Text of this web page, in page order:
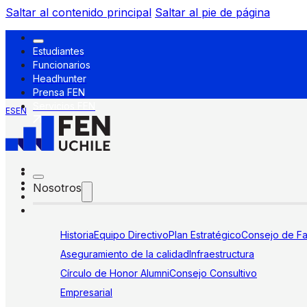
Saltar al contenido principal Saltar al pie de página
Estudiantes
Funcionarios
Headhunter
Prensa FEN
ESEN
Nosotros
HistoriaEquipo DirectivoPlan EstratégicoConsejo de
Aseguramiento de la calidadInfraestructura
Círculo de Honor AlumniConsejo Consultivo
Empresarial